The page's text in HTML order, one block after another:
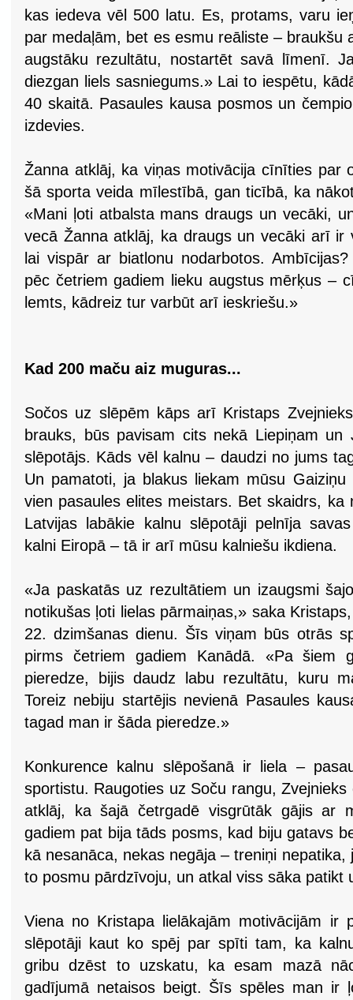
kas iedeva vēl 500 latu. Es, protams, varu
par medaļām, bet es esmu reāliste – braukšu
augstāku rezultātu, nostartēt savā līmenī.
diezgan liels sasniegums.» Lai to iespētu,
40 skaitā. Pasaules kausa posmos un
izdevies.
Žanna atklāj, ka viņas motivācija cīnīties par
šā sporta veida mīlestībā, gan ticībā, ka
«Mani ļoti atbalsta mans draugs un vecāki,
vecā Žanna atklāj, ka draugs un vecāki arī ir
lai vispār ar biatlonu nodarbotos.
pēc četriem gadiem lieku augstus mērķus –
lemts, kādreiz tur varbūt arī ieskriešu.»
Kad 200 maču aiz muguras...
Sočos uz slēpēm kāps arī Kristaps
brauks, būs pavisam cits nekā Liepiņam
slēpotājs. Kāds vēl kalnu – daudzi no jums
Un pamatoti, ja blakus liekam mūsu
vien pasaules elites meistars. Bet skaidrs, ka
Latvijas labākie kalnu slēpotāji pelnīja
kalni Eiropā – tā ir arī mūsu kalniešu ikdiena.
«Ja paskatās uz rezultātiem un izaugsmi
notikušas ļoti lielas pārmaiņas,» saka
22. dzimšanas dienu. Šīs viņam būs otrās
pirms četriem gadiem Kanādā. «Pa šiem
pieredze, bijis daudz labu rezultātu, kuru
Toreiz nebiju startējis nevienā Pasaules
tagad man ir šāda pieredze.»
Konkurence kalnu slēpošanā ir liela –
sportistu. Raugoties uz Soču rangu,
atklāj, ka šajā četrgadē visgrūtāk gājis ar
gadiem pat bija tāds posms, kad biju gatavs
kā nesanāca, nekas negāja – treniņi
to posmu pārdzīvoju, un atkal viss sāka patikt
Viena no Kristapa lielākajām motivācijām ir
slēpotāji kaut ko spēj par spīti tam, ka
gribu dzēst to uzskatu, ka esam mazā
gadījumā netaisos beigt. Šīs spēles man ir